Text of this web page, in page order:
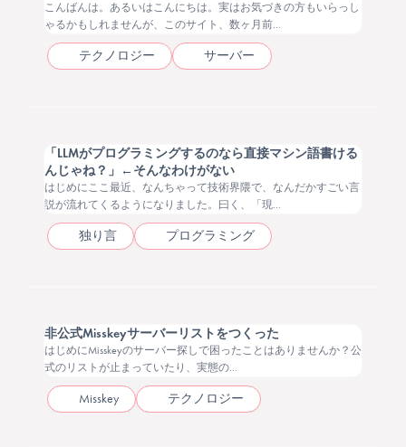
こんばんは。あるいはこんにちは。実はお気づきの方もいらっし
ゃるかもしれませんが、このサイト、数ヶ月前...
テクノロジー サーバー
「LLMがプログラミングするのなら直接マシン語書ける
んじゃね？」←そんなわけがない
はじめにここ最近、なんちゃって技術界隈で、なんだかすごい言
説が流れてくるようになりました。曰く、「現...
独り言 プログラミング
非公式Misskeyサーバーリストをつくった
はじめにMisskeyのサーバー探しで困ったことはありませんか？公
式のリストが止まっていたり、実態の...
Misskey テクノロジー